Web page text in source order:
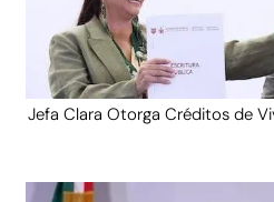
Jefa Clara Otorga Créditos de